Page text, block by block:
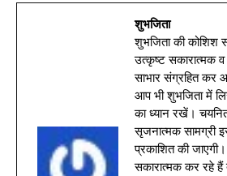
शुभजिता
शुभजिता की कोशिश
उत्कृष्ट सकारात्मक
साभार संग्रहित कर
आप भी शुभजिता में
का ध्यान रखें।
सृजनात्मक सामग्री
प्रकाशित की
सकारात्मक कर रहे